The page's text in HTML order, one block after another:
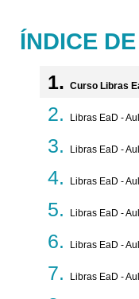
ÍNDICE
Curso Libras
Libras EaD -
Libras EaD -
Libras EaD -
Libras EaD -
Libras EaD -
Libras EaD -